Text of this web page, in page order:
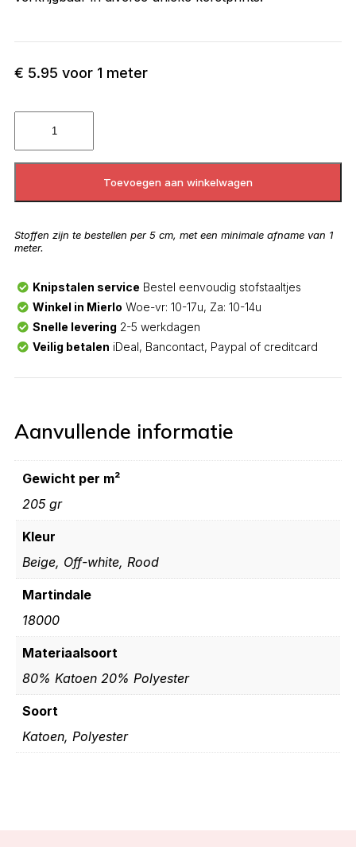
€ 5.95 voor 1 meter
Toevoegen aan winkelwagen
Stoffen zijn te bestellen per 5 cm, met een minimale afname van 1
meter.
Knipstalen service Bestel eenvoudig stofstaaltjes
Winkel in Mierlo Woe-vr: 10-17u, Za: 10-14u
Snelle levering 2-5 werkdagen
Veilig betalen iDeal, Bancontact, Paypal of creditcard
Aanvullende informatie
Gewicht per m²
205 gr
Kleur
Beige, Off-white, Rood
Martindale
18000
Materiaalsoort
80% Katoen 20% Polyester
Soort
Katoen, Polyester